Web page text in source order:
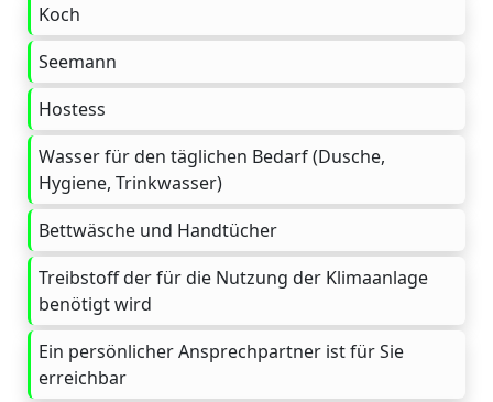
Koch
Seemann
Hostess
Wasser für den täglichen Bedarf (Dusche,
Hygiene, Trinkwasser)
Bettwäsche und Handtücher
Treibstoff der für die Nutzung der Klimaanlage
benötigt wird
Ein persönlicher Ansprechpartner ist für Sie
erreichbar